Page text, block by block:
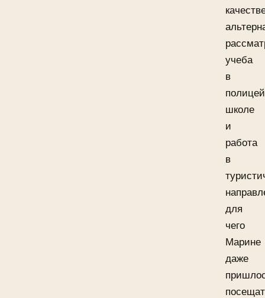
учеба
в
школе
и
работа
в
для
чего
Марине
даже